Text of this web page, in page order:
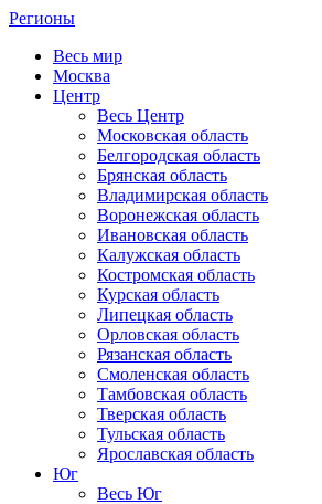
Регионы
Весь мир
Москва
Центр
Весь Центр
Московская область
Белгородская область
Брянская область
Владимирская область
Воронежская область
Ивановская область
Калужская область
Костромская область
Курская область
Липецкая область
Орловская область
Рязанская область
Смоленская область
Тамбовская область
Тверская область
Тульская область
Ярославская область
Юг
Весь Юг